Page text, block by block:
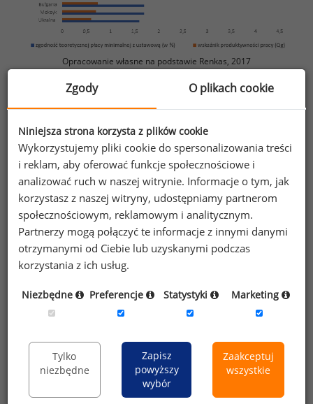
Opracowanie własne na podstawie Renkas, 2017
Formuła ukazująca tą zależność przedstawia się
następująco:
Zg = 73,98 Qg – 10,89 Qg2 – 21,80 (3)
gdzie, Zg – procent zgodności wynagrodzenia
minimalnego, ustalonego na podstawie teorii płacy
godziwej, i płacy minimalnej wyznaczonej
ustawodawstwem, Qg – wskaźnik produktywności
pracy w badanym kraju.
płacowej
Aby zilustrować praktyczny potencjał
prezentowanego modelu posłużę się nim do oceny
Zgody O plikach cookie
Niniejsza strona korzysta z plików cookie
Wykorzystujemy pliki cookie do spersonalizowania treści
i reklam, aby oferować funkcje społecznościowe i
analizować ruch w naszej witrynie. Informacje o tym, jak
korzystasz z naszej witryny, udostępniamy partnerom
społecznościowym, reklamowym i analitycznym.
Partnerzy mogą połączyć te informacje z innymi danymi
otrzymanymi od Ciebie lub uzyskanymi podczas
korzystania z ich usług.
Niezbędne Preferencje Statystyki Marketing
Tylko
niezbędne
Zapisz
powyższy
wybór
Zaakceptuj
wszystkie